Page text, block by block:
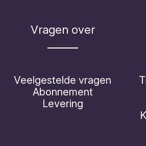
Vragen over
Veelgestelde vragen
Abonnement
Levering